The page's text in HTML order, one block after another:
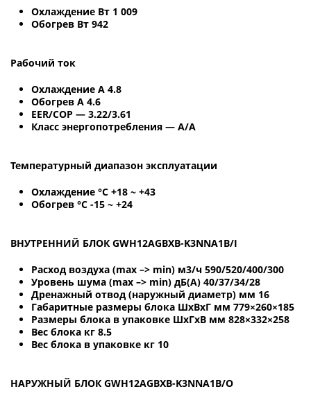
Охлаждение Вт 1 009
Обогрев Вт 942
Рабочий ток
Охлаждение A 4.8
Обогрев A 4.6
EER/COP — 3.22/3.61
Класс энергопотребления — A/A
Температурный диапазон эксплуатации
Охлаждение °С +18 ~ +43
Обогрев °С -15 ~ +24
ВНУТРЕННИЙ БЛОК GWH12AGBXB-K3NNA1B/I
Расход воздуха (max –> min) м3/ч 590/520/400/300
Уровень шума (max –> min) дБ(А) 40/37/34/28
Дренажный отвод (наружный диаметр) мм 16
Габаритные размеры блока ШхВхГ мм 779×260×185
Размеры блока в упаковке ШхГхВ мм 828×332×258
Вес блока кг 8.5
Вес блока в упаковке кг 10
НАРУЖНЫЙ БЛОК GWH12AGBXB-K3NNA1B/O